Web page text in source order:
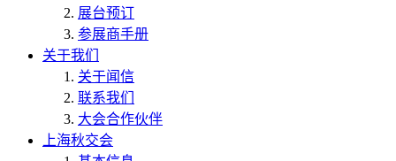
展台预订
参展商手册
关于我们
关于闻信
联系我们
大会合作伙伴
上海秋交会